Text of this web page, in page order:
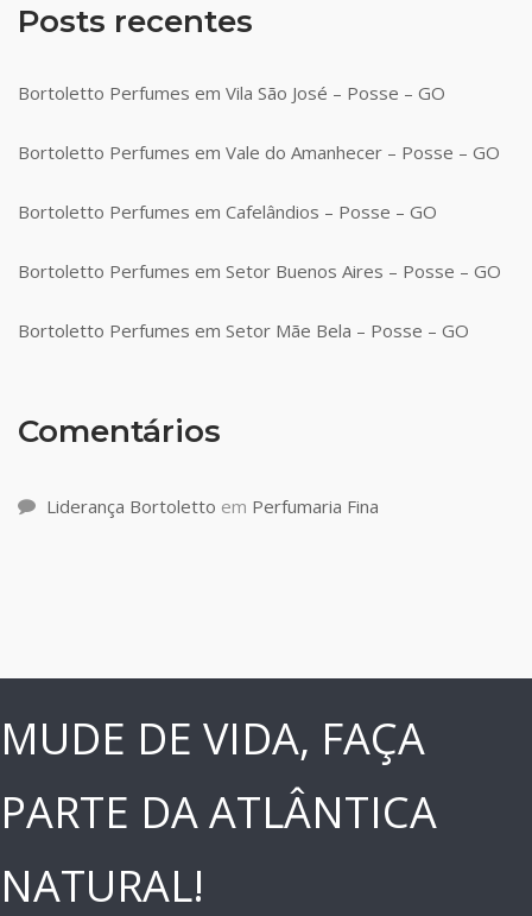
Posts recentes
Bortoletto Perfumes em Vila São José – Posse – GO
Bortoletto Perfumes em Vale do Amanhecer – Posse – GO
Bortoletto Perfumes em Cafelândios – Posse – GO
Bortoletto Perfumes em Setor Buenos Aires – Posse – GO
Bortoletto Perfumes em Setor Mãe Bela – Posse – GO
Comentários
Liderança Bortoletto em Perfumaria Fina
MUDE DE VIDA, FAÇA
PARTE DA ATLÂNTICA
NATURAL!